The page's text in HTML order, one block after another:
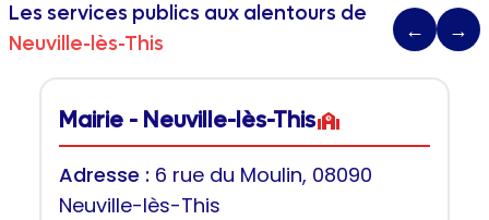
Les services publics aux alentours de
Neuville-lès-This
← →
Mairie - Neuville-lès-This
Adresse : 6 rue du Moulin, 08090
Neuville-lès-This